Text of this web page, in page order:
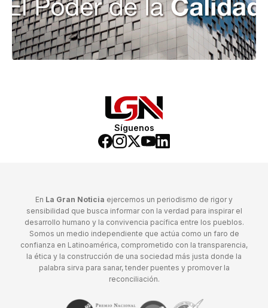
Síguenos
En La Gran Noticia ejercemos un periodismo de rigor y
sensibilidad que busca informar con la verdad para inspirar el
desarrollo humano y la convivencia pacífica entre los pueblos.
Somos un medio independiente que actúa como un faro de
confianza en Latinoamérica, comprometido con la transparencia,
la ética y la construcción de una sociedad más justa donde la
palabra sirva para sanar, tender puentes y promover la
reconciliación.